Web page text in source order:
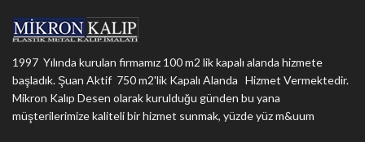
1997 Yılında kurulan firmamız 100 m2 lik kapalı alanda hizmete
başladık. Şuan Aktif 750 m2'lik Kapalı Alanda Hizmet Vermektedir.
Mikron Kalıp Desen olarak kurulduğu günden bu yana
müşterilerimize kaliteli bir hizmet sunmak, yüzde yüz m&uum